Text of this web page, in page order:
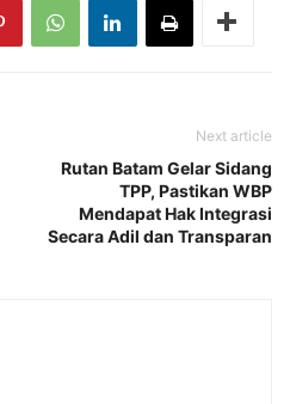
Next article
Rutan Batam Gelar Sidang
TPP, Pastikan WBP
Mendapat Hak Integrasi
Secara Adil dan Transparan